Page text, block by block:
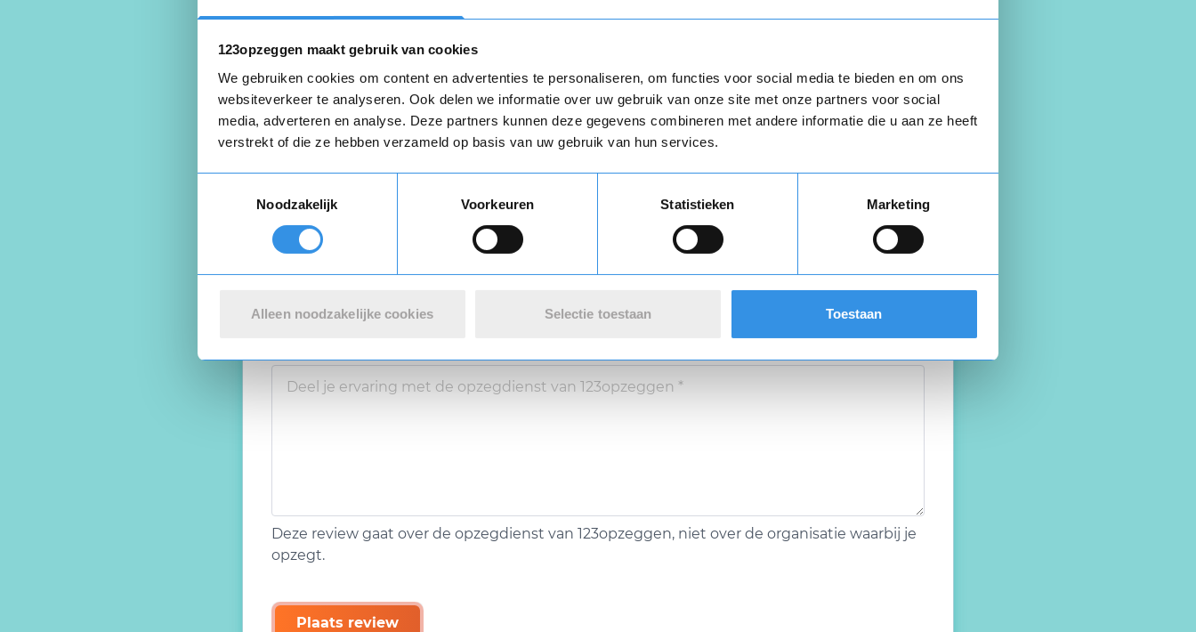
123opzeggen maakt gebruik van cookies
We gebruiken cookies om content en advertenties te personaliseren, om functies voor social media te bieden en om ons
websiteverkeer te analyseren. Ook delen we informatie over uw gebruik van onze site met onze partners voor social
media, adverteren en analyse. Deze partners kunnen deze gegevens combineren met andere informatie die u aan ze heeft
verstrekt of die ze hebben verzameld op basis van uw gebruik van hun services.
Noodzakelijk
Voorkeuren Statistieken Marketing
Alleen noodzakelijke cookies Selectie toestaan Toestaan
Schrijf een review over 123opzeggen
Deel je ervaring met de opzegdienst van 123opzeggen
Beoordeel je ervaring *
Deze review gaat over de opzegdienst van 123opzeggen, niet over de organisatie waarbij je
opzegt.
Plaats review